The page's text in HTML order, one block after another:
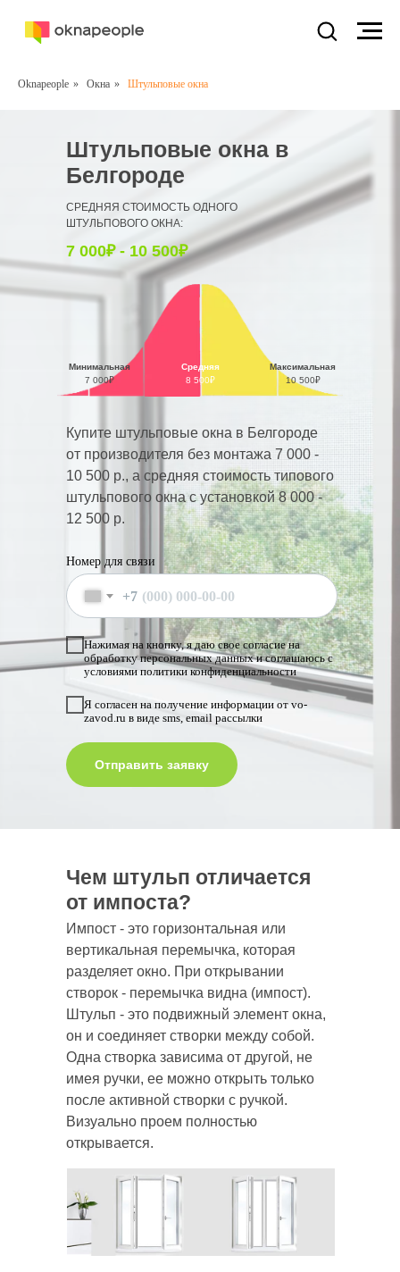
Oknapeople » Окна » Штульповые окна
Штульповые окна в
Белгороде
Купите штульповые окна в Белгороде
от производителя без монтажа 7 000 -
10 500 р., а средняя стоимость типового
штульпового окна с установкой 8 000 -
12 500 р.
СРЕДНЯЯ СТОИМОСТЬ ОДНОГО
ШТУЛЬПОВОГО ОКНА:
7 000₽ - 10 500₽
Минимальная
7 000₽
Средняя
8 500₽
Максимальная
10 500₽
Номер для связи
+7
Нажимая на кнопку, я даю свое согласие на
обработку персональных данных и соглашаюсь с
условиями политики конфиденциальности
Я согласен на получение информации от vo-
zavod.ru в виде sms, email рассылки
Отправить заявку
Чем штульп отличается
от импоста?
Импост - это горизонтальная или
вертикальная перемычка, которая
разделяет окно. При открывании
створок - перемычка видна (импост).
Штульп - это подвижный элемент окна,
он и соединяет створки между собой.
Одна створка зависима от другой, не
имея ручки, ее можно открыть только
после активной створки с ручкой.
Визуально проем полностью
открывается.